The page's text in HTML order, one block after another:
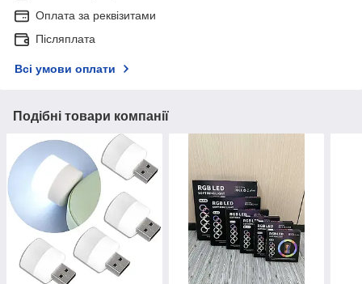
Оплата за реквізитами
Післяплата
Всі умови оплати
Подібні товари компанії